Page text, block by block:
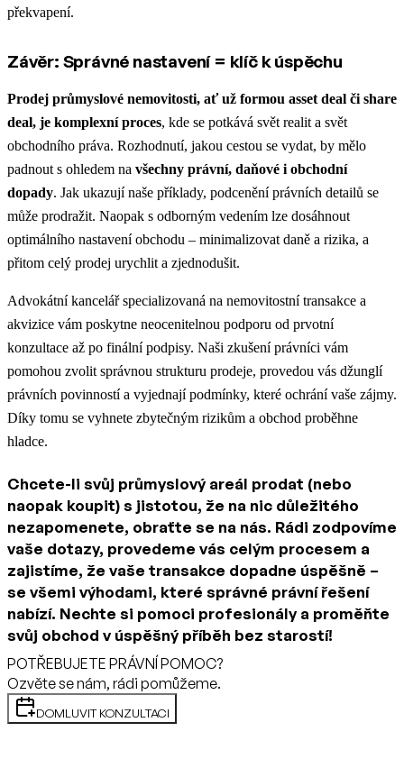
překvapení.
Závěr: Správné nastavení = klíč k úspěchu
Prodej průmyslové nemovitosti, ať už formou asset deal či share
deal, je komplexní proces, kde se potkává svět realit a svět
obchodního práva. Rozhodnutí, jakou cestou se vydat, by mělo
padnout s ohledem na všechny právní, daňové i obchodní
dopady. Jak ukazují naše příklady, podcenění právních detailů se
může prodražit. Naopak s odborným vedením lze dosáhnout
optimálního nastavení obchodu – minimalizovat daně a rizika, a
přitom celý prodej urychlit a zjednodušit.
Advokátní kancelář specializovaná na nemovitostní transakce a
akvizice vám poskytne neocenitelnou podporu od prvotní
konzultace až po finální podpisy. Naši zkušení právníci vám
pomohou zvolit správnou strukturu prodeje, provedou vás džunglí
právních povinností a vyjednají podmínky, které ochrání vaše zájmy.
Díky tomu se vyhnete zbytečným rizikům a obchod proběhne
hladce.
Chcete-li svůj průmyslový areál prodat (nebo
naopak koupit) s jistotou, že na nic důležitého
nezapomenete, obraťte se na nás. Rádi zodpovíme
vaše dotazy, provedeme vás celým procesem a
zajistíme, že vaše transakce dopadne úspěšně –
se všemi výhodami, které správné právní řešení
nabízí. Nechte si pomoci profesionály a proměňte
svůj obchod v úspěšný příběh bez starostí!
POTŘEBUJETE PRÁVNÍ POMOC?
Ozvěte se nám, rádi pomůžeme.
DOMLUVIT KONZULTACI